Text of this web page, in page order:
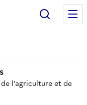
l’agriculture et de